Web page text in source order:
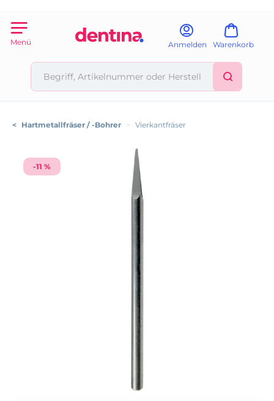
Menü Anmelden Warenkorb
< Hartmetallfräser / -Bohrer > Vierkantfräser
-11 %